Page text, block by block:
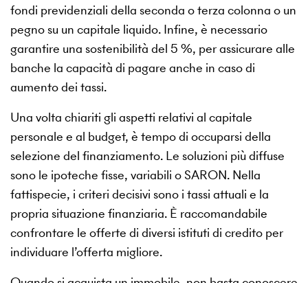
fondi previdenziali della seconda o terza colonna o un
pegno su un capitale liquido. Infine, è necessario
garantire una sostenibilità del 5 %, per assicurare alle
banche la capacità di pagare anche in caso di
aumento dei tassi.
Una volta chiariti gli aspetti relativi al capitale
personale e al budget, è tempo di occuparsi della
selezione del finanziamento. Le soluzioni più diffuse
sono le ipoteche fisse, variabili o SARON. Nella
fattispecie, i criteri decisivi sono i tassi attuali e la
propria situazione finanziaria. È raccomandabile
confrontare le offerte di diversi istituti di credito per
individuare l’offerta migliore.